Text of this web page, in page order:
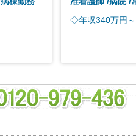
◇年収340万円～